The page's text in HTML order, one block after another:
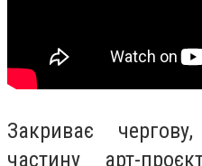
Закриває
частину арт-